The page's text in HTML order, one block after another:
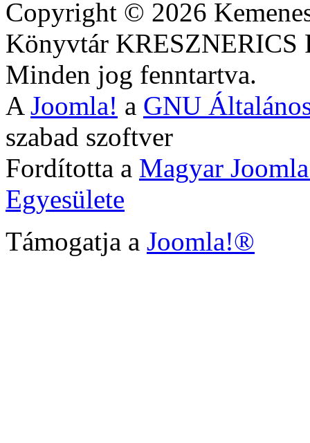
Copyright © 2026
Könyvtár
Minden jog fenntartva.
A Joomla! a GNU
szabad szoftver
Fordította a Magyar
Egyesülete
Támogatja a Joomla!®